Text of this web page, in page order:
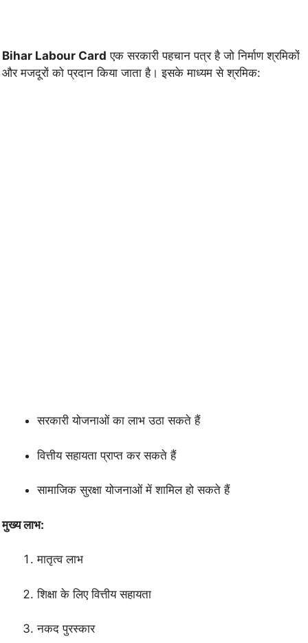
Bihar Labour Card एक सरकारी पहचान पत्र है जो निर्माण श्रमिकों
और मजदूरों को प्रदान किया जाता है। इसके माध्यम से श्रमिक:
सरकारी योजनाओं का लाभ उठा सकते हैं
वित्तीय सहायता प्राप्त कर सकते हैं
सामाजिक सुरक्षा योजनाओं में शामिल हो सकते हैं
मुख्य लाभ:
मातृत्व लाभ
शिक्षा के लिए वित्तीय सहायता
नकद पुरस्कार